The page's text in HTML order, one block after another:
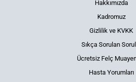
Hakkımızda
Kadromuz
Gizlilik ve KVKK
Sıkça Sorulan
Ücretsiz Felç
Hasta Yorumları